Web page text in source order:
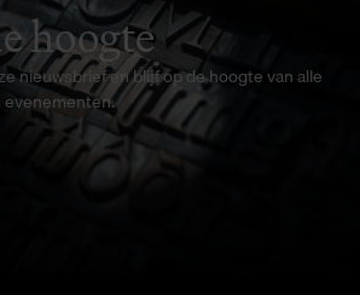
hoogte
nieuwsbrief en blijf op de hoogte van alle
evenementen.